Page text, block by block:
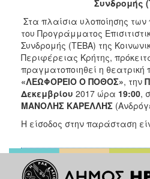
2011
2010
2006
ΤΟΠΟΣ
ΠΟΛΙΤΙΣΜΟΣ
Συνδρομής
Στα πλαίσια υλοποίησης των
του Προγράμματος
Συνδρομής (ΤΕΒΑ) της
Περιφέρειας Κρήτης,
πραγματοποιηθεί η
«ΛΕΩΦΟΡΕΙΟ Ο ΠΟΘΟΣ», την
Δεκεμβρίου 2017 ώρα 19:00,
ΜΑΝΟΛΗΣ ΚΑΡΕΛΛΗΣ
Η είσοδος στην παράσταση